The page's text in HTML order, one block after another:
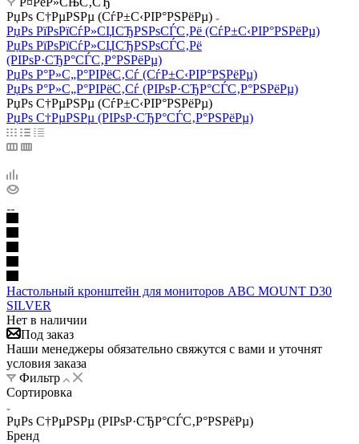
РџРѕ С†РµРЅРµ (СѓР±С‹РІР°РЅРёРµ)
РџРѕ РїРѕРїСѓР»СЏСЂРЅРѕСЃС‚Рё (СѓР±С‹РІР°РЅРёРµ)
РџРѕ РїРѕРїСѓР»СЏСЂРЅРѕСЃС‚Рё
(РІРѕР·СЂР°СЃС‚Р°РЅРёРµ)
РџРѕ Р°Р»С„Р°РІРёС‚Сѓ (СѓР±С‹РІР°РЅРёРµ)
РџРѕ Р°Р»С„Р°РІРёС‚Сѓ (РІРѕР·СЂР°СЃС‚Р°РЅРёРµ)
РџРѕ С†РµРЅРµ (СѓР±С‹РІР°РЅРёРµ)
РџРѕ С†РµРЅРµ (РІРѕР·СЂР°СЃС‚Р°РЅРёРµ)
Настольный кронштейн для мониторов ABC MOUNT D30
SILVER
Нет в наличии
Под заказ
Наши менеджеры обязательно свяжутся с вами и уточнят
условия заказа
Фильтр
Сортировка
РџРѕ С†РµРЅРµ (РІРѕР·СЂР°СЃС‚Р°РЅРёРµ)
Бренд